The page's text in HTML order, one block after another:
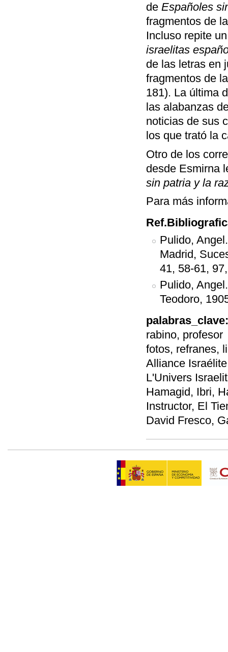
de Españoles
fragmentos de
Incluso repite
israelitas
de las letras en
fragmentos de
181). La última
las alabanzas
noticias de sus
los que trató la
Otro de los
desde Esmirna
sin patria y la
Para más
Pulido,
Madrid,
41, 58-61,
Pulido,
Teodoro,
rabino, profesor
fotos, refranes,
Alliance
L'Univers
Hamagid, Ibri,
Instructor, El
David Fresco,